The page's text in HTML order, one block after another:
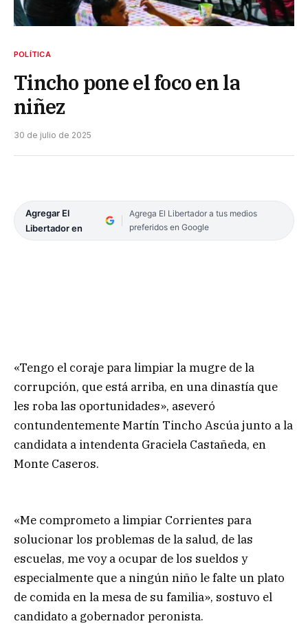
POLÍTICA
Tincho pone el foco en la
niñez
30 de julio de 2025
Agregar El
Libertador en
Agrega El Libertador a tus medios
preferidos en Google
«Tengo el coraje para limpiar la mugre de la
corrupción, que está arriba, en una dinastía que
les roba las oportunidades», aseveró
contundentemente Martín Tincho Ascúa junto a la
candidata a intendenta Graciela Castañeda, en
Monte Caseros.
«Me comprometo a limpiar Corrientes para
solucionar los problemas de la salud, de las
escuelas, me voy a ocupar de los sueldos y
especialmente que a ningún niño le falte un plato
de comida en la mesa de su familia», sostuvo el
candidato a gobernador peronista.